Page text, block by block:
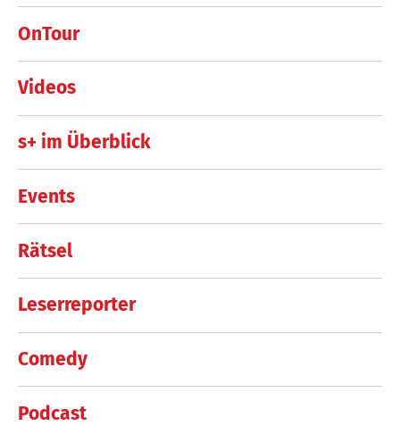
OnTour
Videos
s+ im Überblick
Events
Rätsel
Leserreporter
Comedy
Podcast